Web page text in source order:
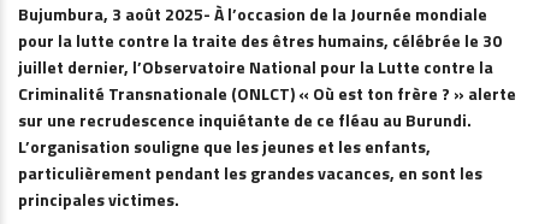
Bujumbura, 3 août 2025- À l’occasion de la Journée mondiale
pour la lutte contre la traite des êtres humains, célébrée le 30
juillet dernier, l’Observatoire National pour la Lutte contre la
Criminalité Transnationale (ONLCT) « Où est ton frère ? » alerte
sur une recrudescence inquiétante de ce fléau au Burundi.
L’organisation souligne que les jeunes et les enfants,
particulièrement pendant les grandes vacances, en sont les
principales victimes.